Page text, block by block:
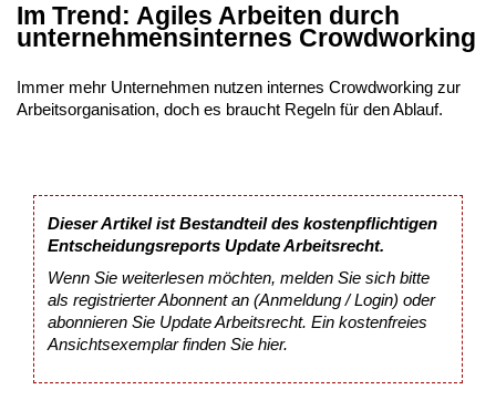
Im Trend: Agiles Arbeiten durch
unternehmensinternes Crowdworking
Immer mehr Unternehmen nutzen internes Crowdworking zur
Arbeitsorganisation, doch es braucht Regeln für den Ablauf.
Dieser Artikel ist Bestandteil des kostenpflichtigen
Entscheidungsreports Update Arbeitsrecht.
Wenn Sie weiterlesen möchten, melden Sie sich bitte
als registrierter Abonnent an (Anmeldung / Login) oder
abonnieren Sie Update Arbeitsrecht. Ein kostenfreies
Ansichtsexemplar finden Sie hier.